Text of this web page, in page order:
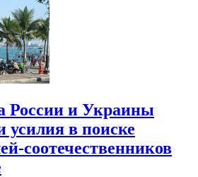
России и Украины
усилия в поиске
соотечественников